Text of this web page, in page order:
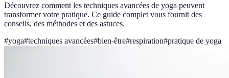
Découvrez comment les techniques avancées de yoga peuvent
transformer votre pratique. Ce guide complet vous fournit des
conseils, des méthodes et des astuces.
#yoga#techniques avancées#bien-être#respiration#pratique de yoga